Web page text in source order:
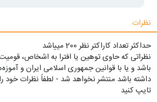
نظرات
حداکثر تعداد کاراکتر نظر 200 ميياشد
نظراتی که حاوی توهین یا افترا به اشخاص،
باشد و یا با قوانین جمهوری اسلامی ایران و
داشته باشد منتشر نخواهد شد - لطفاً نظرات خود
تایپ کنید